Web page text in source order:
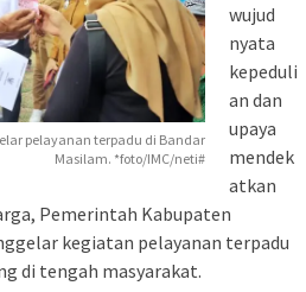
pelayanan terpadu di Bandar
Masilam. *foto/IMC/neti#
wujud
nyata
kepeduli
an dan
upaya
mendek
atkan
Pemerintah Kabupaten
kegiatan pelayanan terpadu
di tengah masyarakat.